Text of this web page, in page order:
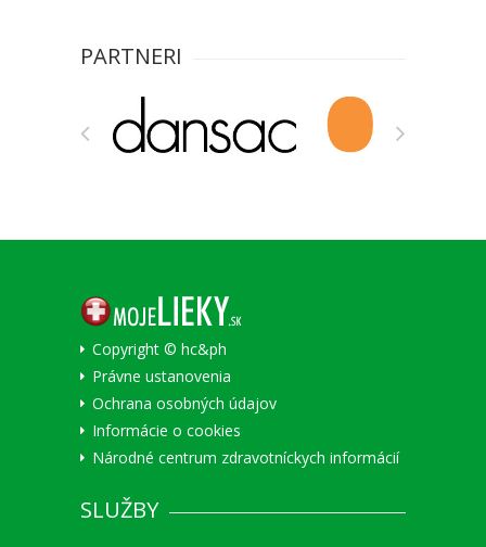
PARTNERI
Copyright © hc&ph
Právne ustanovenia
Ochrana osobných údajov
Informácie o cookies
Národné centrum zdravotníckych informácií
SLUŽBY